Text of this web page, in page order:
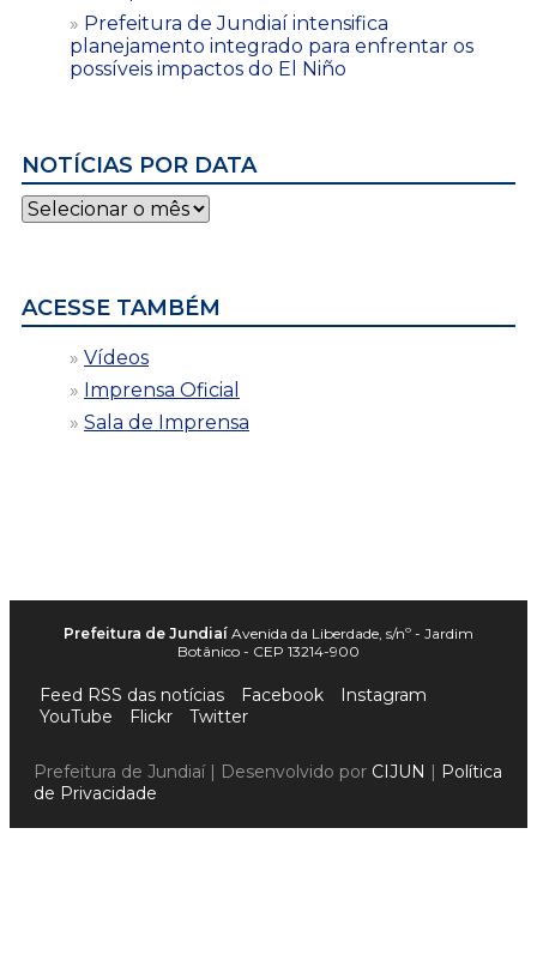
Prefeitura de Jundiaí intensifica
planejamento integrado para enfrentar os
possíveis impactos do El Niño
NOTÍCIAS POR DATA
Notícias
por
ACESSE TAMBÉM
Vídeos
Imprensa Oficial
Sala de Imprensa
Prefeitura de Jundiaí Avenida da Liberdade, s/nº - Jardim
Botânico - CEP 13214-900
Feed RSS das notícias Facebook
Instagram
YouTube
Flickr Twitter
Prefeitura de Jundiaí | Desenvolvido por CIJUN
Política
de Privacidade